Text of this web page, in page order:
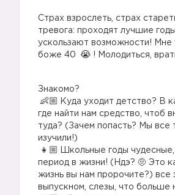
Страх взрослеть, страх
тревога: проходят лучшие
ускользают возможности! Мне
боже 40
! Молодиться,
Знакомо?
Куда уходит детство? В
где найти нам средство, чтоб
туда? (Зачем попасть? Мы все
изучили!)
Школьные годы
период в жизни! (Ндэ? 🤨 Это
жизнь вы нам пророчите?) все
выпускном, слезы, что больше